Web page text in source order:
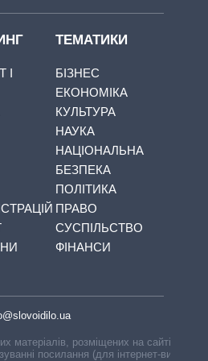
І
ТЕМАТИКИ
БІЗНЕС
ЕКОНОМІКА
КУЛЬТУРА
НАУКА
НАЦІОНАЛЬНА
БЕЗПЕКА
ПОЛІТИКА
ПРАВО
СУСПІЛЬСТВО
ФІНАНСИ
матеріалів, розміщених на сайті,
посилання (для інтернет-видань